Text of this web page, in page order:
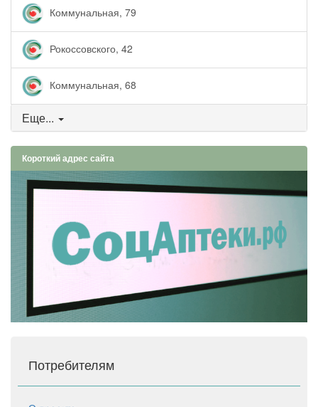
Коммунальная, 79
Рокоссовского, 42
Коммунальная, 68
Еще...
Короткий адрес сайта
Потребителям